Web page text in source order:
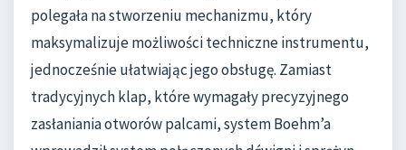
polegała na stworzeniu mechanizmu, który
maksymalizuje możliwości techniczne instrumentu,
jednocześnie ułatwiając jego obsługę. Zamiast
tradycyjnych klap, które wymagały precyzyjnego
zasłaniania otworów palcami, system Boehm’a